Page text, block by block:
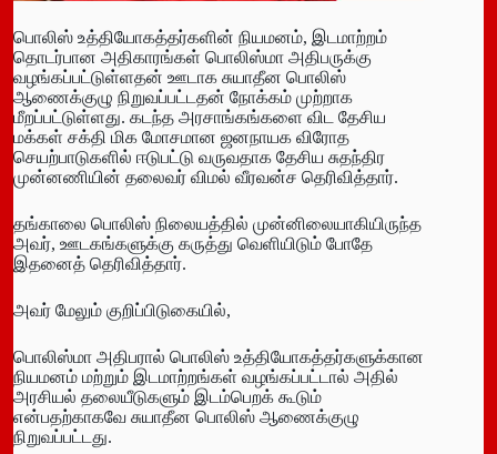
பொலிஸ் உத்தியோகத்தர்களின் நியமனம், இடமாற்றம்
தொடர்பான அதிகாரங்கள் பொலிஸ்மா அதிபருக்கு
வழங்கப்பட்டுள்ளதன் ஊடாக சுயாதீன பொலிஸ்
ஆணைக்குழு நிறுவப்பட்டதன் நோக்கம் முற்றாக
மீறப்பட்டுள்ளது. கடந்த அரசாங்கங்களை விட தேசிய
மக்கள் சக்தி மிக மோசமான ஜனநாயக விரோத
செயற்பாடுகளில் ஈடுபட்டு வருவதாக தேசிய சுதந்திர
முன்னணியின் தலைவர் விமல் வீரவன்ச தெரிவித்தார்.
தங்காலை பொலிஸ் நிலையத்தில் முன்னிலையாகியிருந்த
அவர், ஊடகங்களுக்கு கருத்து வெளியிடும் போதே
இதனைத் தெரிவித்தார்.
அவர் மேலும் குறிப்பிடுகையில்,
பொலிஸ்மா அதிபரால் பொலிஸ் உத்தியோகத்தர்களுக்கான
நியமனம் மற்றும் இடமாற்றங்கள் வழங்கப்பட்டால் அதில்
அரசியல் தலையீடுகளும் இடம்பெறக் கூடும்
என்பதற்காகவே சுயாதீன பொலிஸ் ஆணைக்குழு
நிறுவப்பட்டது.